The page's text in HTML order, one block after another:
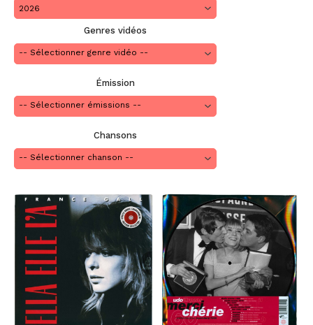
2026
Genres vidéos
Émission
Chansons